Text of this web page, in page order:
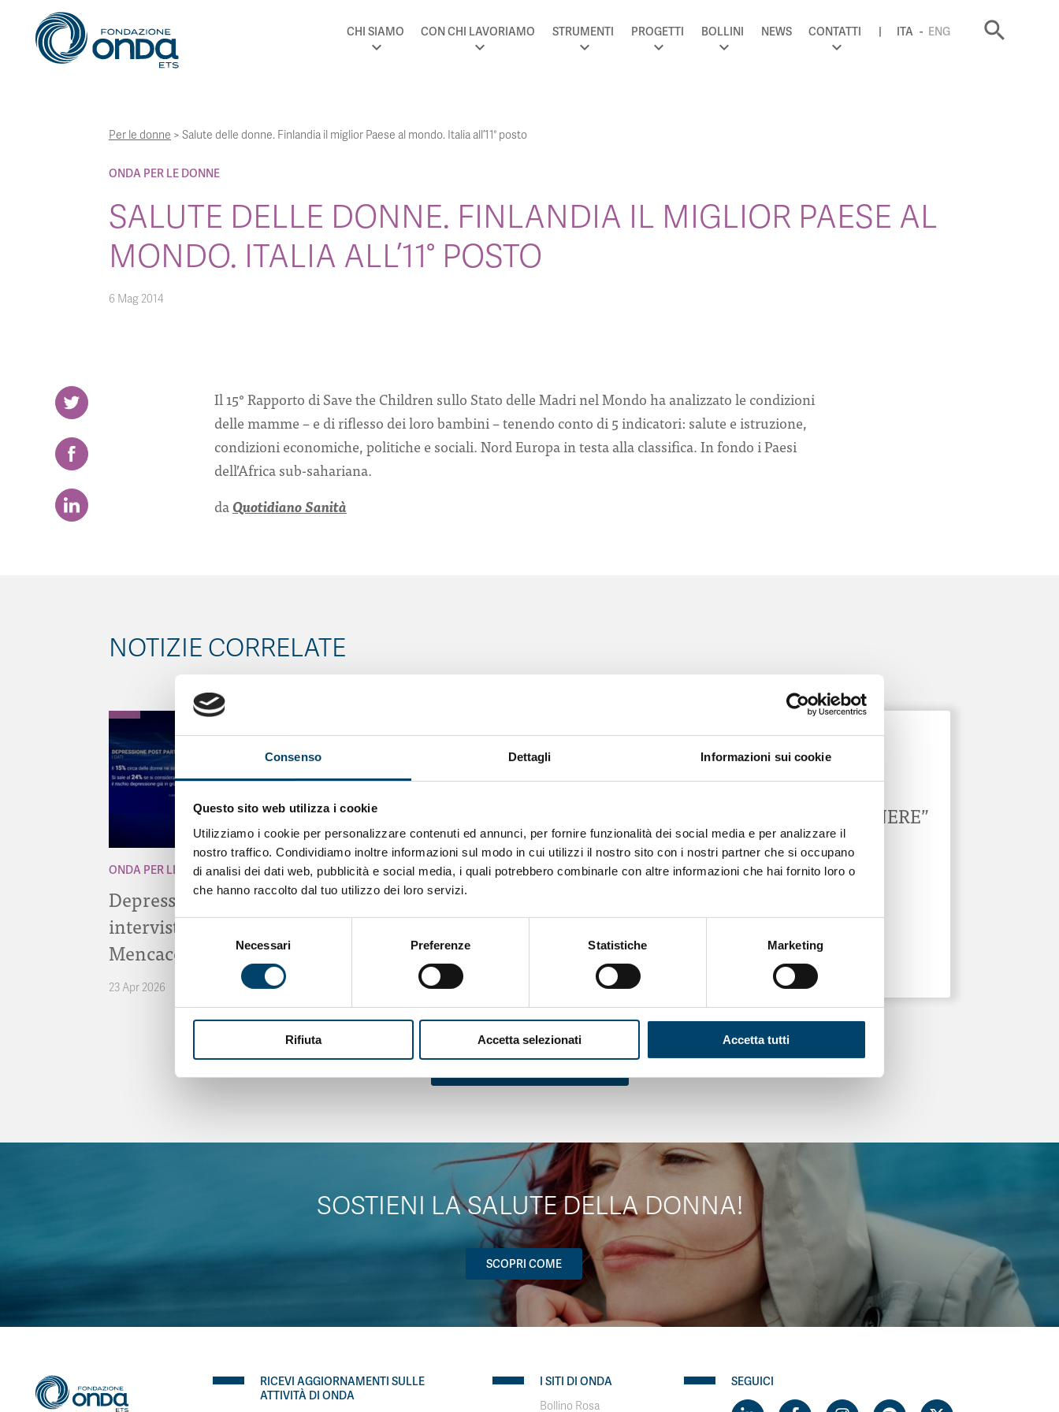
Consenso Dettagli Informazioni sui cookie
Questo sito web utilizza i cookie
Utilizziamo i cookie per personalizzare contenuti ed annunci, per fornire funzionalità dei social media e per analizzare il
nostro traffico. Condividiamo inoltre informazioni sul modo in cui utilizzi il nostro sito con i nostri partner che si occupano
di analisi dei dati web, pubblicità e social media, i quali potrebbero combinarle con altre informazioni che hai fornito loro o
che hanno raccolto dal tuo utilizzo dei loro servizi.
Selezione
Necessari Preferenze Statistiche Marketing
Rifiuta Accetta selezionati Accetta tutti
CHI SIAMO CON CHI LAVORIAMO STRUMENTI PROGETTI BOLLINI NEWS CONTATTI ITA ENG search
Per le donne > Salute delle donne. Finlandia il miglior Paese al mondo. Italia all’11° posto
ONDA PER LE DONNE
SALUTE DELLE DONNE. FINLANDIA IL MIGLIOR PAESE AL
MONDO. ITALIA ALL’11° POSTO
6 Mag 2014
Il 15° Rapporto di Save the Children sullo Stato delle Madri nel Mondo ha analizzato le condizioni
delle mamme – e di riflesso dei loro bambini – tenendo conto di 5 indicatori: salute e istruzione,
condizioni economiche, politiche e sociali. Nord Europa in testa alla classifica. In fondo i Paesi
dell’Africa sub-sahariana.
daQuotidiano Sanità
NOTIZIE CORRELATE
ONDA PER LE DONNE
Depressione Post Partum:
intervista al Prof. Claudio
Mencacci
23 Apr 2026
ONDA PER IL SISTEMA SANITARIO ONDA PER
LE DONNE
Salu’. Dal dialogo alla cura
15 Apr 2026
ONDA PER LE DONNE
NEWSLETTER
“MEDICINA DI GENERE”
31 Gen 2026
SOSTIENI LA SALUTE DELLA DONNA!
SCOPRI COME
RICEVI AGGIORNAMENTI SULLE
ATTIVITÀ DI ONDA
I SITI DI ONDA
Bollino Rosa
SEGUICI